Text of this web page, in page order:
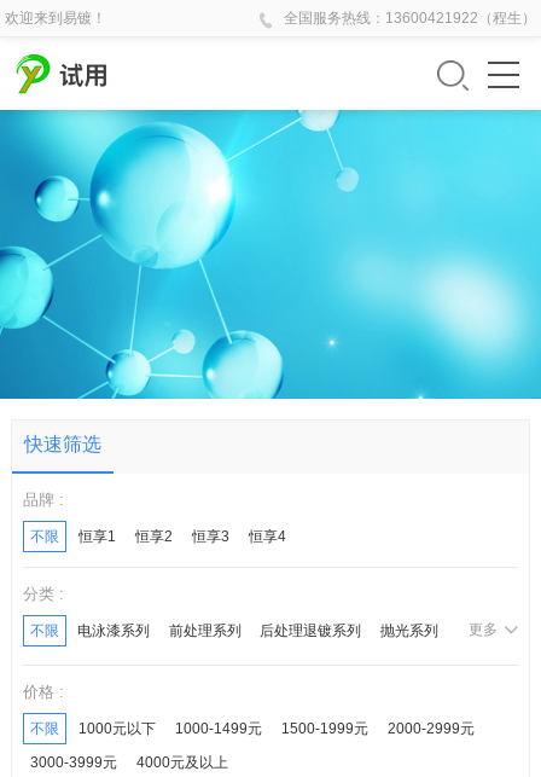
欢迎来到易镀！ 全国 服务热线： 13600421922（程生）
快速筛选
品牌 :
不限 恒享1 恒享2 恒享3 恒享4
分类 :
更多
不限 电泳漆系列 前处理系列 后处理退镀系列
抛光系列
后处理系列
价格 :
不限 1000元以下 1000-1499元 1500-1999元
2000-2999元
3000-3999元
4000元及以上